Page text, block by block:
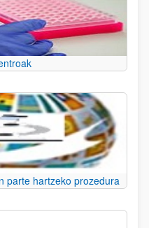
parte hartzeko prozedura